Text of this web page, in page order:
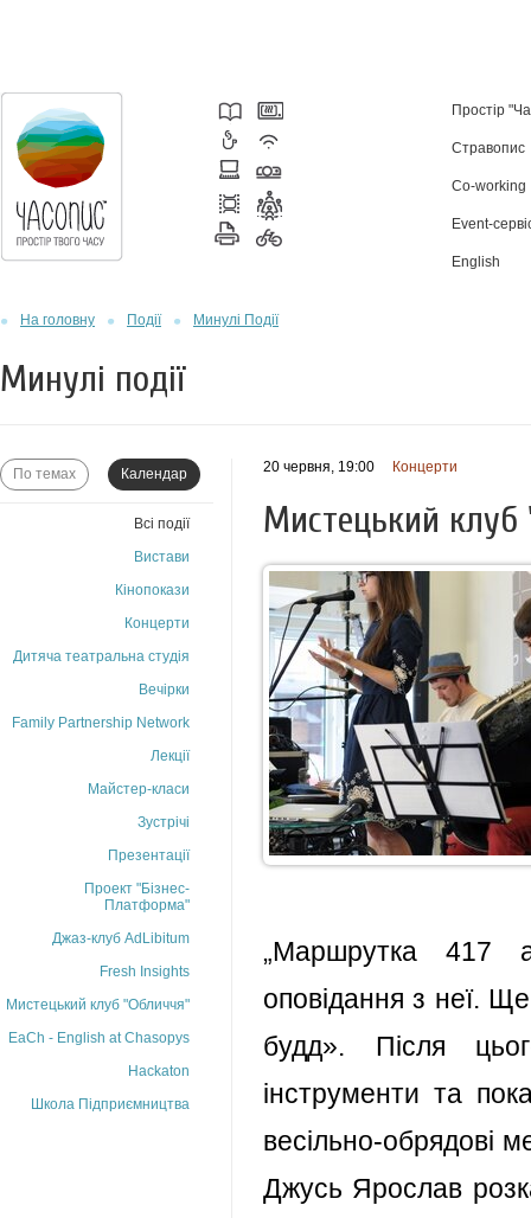
Простір
Стравопис
Co-working
Event-
English
На головну Події Минулі Події
Минулі події
По темах Календар
Всі події
Вистави
Кінопокази
Концерти
Дитяча театральна студія
Вечірки
Family Partnership Network
Лекції
Майстер-класи
Зустрічі
Презентації
Проект "Бізнес-
Платформа"
Джаз-клуб AdLibitum
Fresh Insights
Мистецький клуб "Обличчя"
EaCh - English at Chasopys
Hackaton
Школа Підприємництва
20 червня, 19:00 Концерти
Мистецький клуб
„Маршрутка 417
оповідання з неї.
будд». Після
інструменти та
весільно-обрядові
Джусь Ярослав